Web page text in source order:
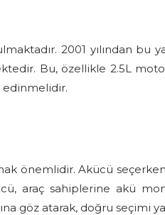
2001 yılından bu
Bu, özellikle 2.5L
edinmelidir.
önemlidir. Akücü
araç sahiplerine akü
göz atarak, doğru seçimi